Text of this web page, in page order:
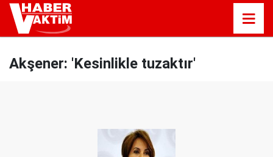
Akşener: 'Kesinlikle tuzaktır'